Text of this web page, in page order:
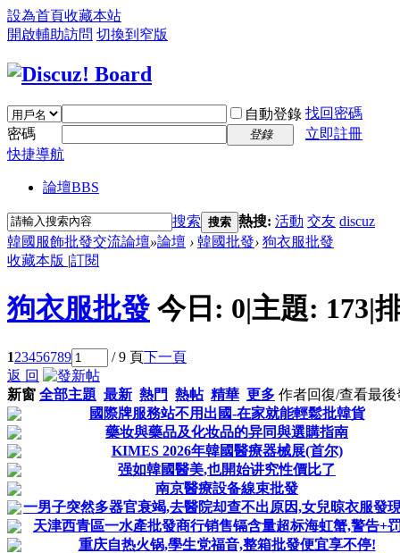
設為首頁收藏本站
開啟輔助訪問 切換到窄版
自動登錄 找回密碼
密碼
登錄
立即註冊
快捷導航
論壇BBS
搜索 搜索 熱搜: 活動 交友 discuz
韓國服飾批發交流論壇»論壇 › 韓國批發› 狗衣服批發
收藏本版 |訂閱
狗衣服批發 今日: 0|主題: 173|
123456789 / 9 頁下一頁
返 回
新窗 全部主題 最新 熱門 熱帖 精華 更多 作者回復/查看最後
國際牌服務站不用出國-在家就能輕鬆批韓貨
藥妆與藥品及化妆品的异同與選購指南
KIMES 2026年韓國醫療器械展(首尔)
强如韓國醫美,也開始讲究性價比了
南京醫療設备線束批發
一男子突然多器官衰竭,去醫院却查不出原因,女兒晾衣服發
天津西青區一水產批發商行销售镉含量超标海虹蟹,警告+
重庆自热火锅,學生党福音,整箱批發便宜享不停!